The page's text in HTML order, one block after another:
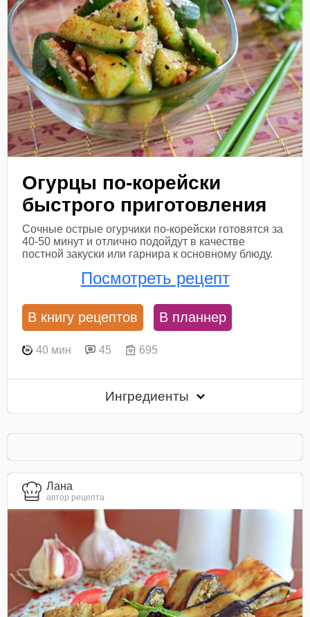
Огурцы по-корейски
быстрого приготовления
Сочные острые огурчики по-корейски готовятся за
40-50 минут и отлично подойдут в качестве
постной закуски или гарнира к основному блюду.
Посмотреть рецепт
В книгу рецептов В планнер
40 мин 45 695
Ингредиенты
Лана
автор рецепта